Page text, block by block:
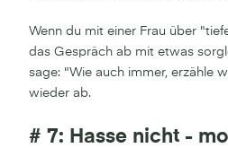
Wenn du mit einer Frau über
das Gespräch ab mit etwas
sage: "Wie auch immer, erzähle
wieder ab.
# 7: Hasse nicht -